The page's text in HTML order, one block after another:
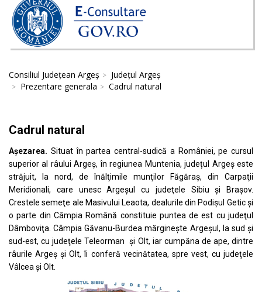
Consiliul Județean Argeș
Județul Argeș
Prezentare generala
Cadrul natural
Cadrul natural
Așezarea. Situat în partea central-sudică a României, pe cursul
superior al râului Argeș, în regiunea Muntenia, județul Argeș este
străjuit, la nord, de înălţimile munţilor Făgăraş, din Carpaţii
Meridionali, care unesc Argeşul cu judeţele Sibiu şi Braşov.
Crestele semeţe ale Masivului Leaota, dealurile din Podişul Getic şi
o parte din Câmpia Română constituie puntea de est cu judeţul
Dâmboviţa. Câmpia Găvanu-Burdea mărgineşte Argeșul, la sud şi
sud-est, cu judeţele Teleorman şi Olt, iar cumpăna de ape, dintre
râurile Argeş şi Olt, îi conferă vecinătatea, spre vest, cu judeţele
Vâlcea şi Olt.